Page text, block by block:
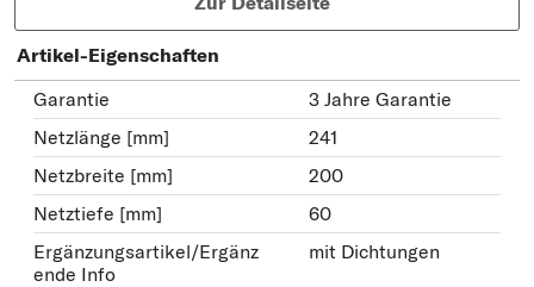
Artikel-Eigenschaften
Garantie
3 Jahre Garantie
Netzlänge [mm]
241
Netzbreite [mm]
200
Netztiefe [mm]
60
Ergänzungsartikel/Ergänz
ende Info
mit Dichtungen